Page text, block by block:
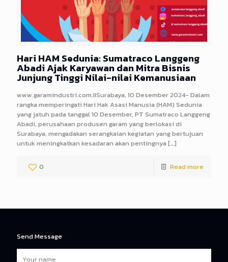
Hari HAM Sedunia: Sumatraco Langgeng
Abadi Ajak Karyawan dan Mitra Bisnis
Junjung Tinggi Nilai-nilai Kemanusiaan
www.garamindustri.com.IISurabaya, 10 Desember 2024- Dalam
rangka memperingati Hari Hak Asasi Manusia (HAM) Sedunia
yang jatuh pada tanggal 10 Desember, PT Sumatraco Langgeng
Abadi, perusahaan produsen garam yang berlokasi di
Surabaya, mengadakan serangkaian kegiatan yang bertujuan
untuk meningkatkan kesadaran akan pentingnya […]
0 Read more
Send Message